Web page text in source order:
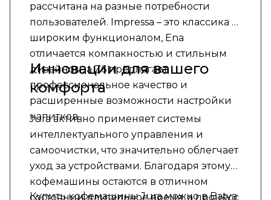
рассчитана на разные потребности
пользователей. Impressa – это классика с
широким функционалом, Ena
отличается компакностью и стильным
дизайном, а Z6 предлагает
профессиональное качество и
расширенные возможности настройки
напитков.
Инновации для вашего
комфорта
Jura активно применяет системы
интеллектуального управления и
самоочистки, что значительно облегчает
уход за устройствами. Благодаря этому
кофемашины остаются в отличном
состоянии длительное время, а процесс
Купить кофемашины Jura можно в Batya